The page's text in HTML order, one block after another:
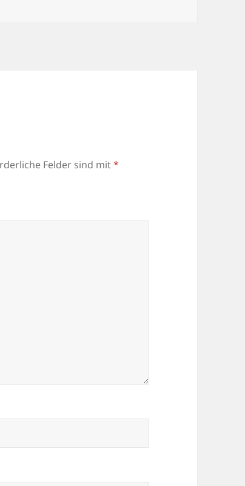
Felder sind mit*